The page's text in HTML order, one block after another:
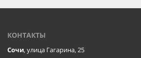
КОНТАКТЫ
Сочи, улица Гагарина, 25